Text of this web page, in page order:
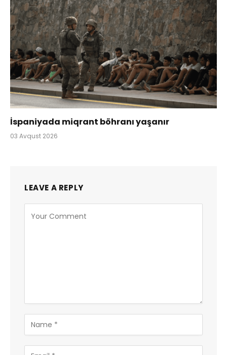
İspaniyada miqrant böhranı yaşanır
03 Avqust 2026
LEAVE A REPLY